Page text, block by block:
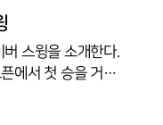
말했다. 2019년 9월 23
스윙을 소개한다.
에서 첫 승을 거뒀
상금순위 93위로